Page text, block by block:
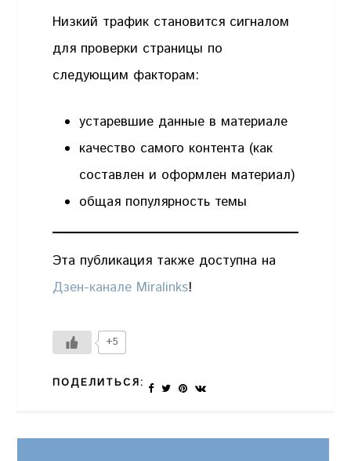
Низкий трафик становится сигналом
для проверки страницы по
следующим факторам:
устаревшие данные в материале
качество самого контента (как
составлен и оформлен материал)
общая популярность темы
Эта публикация также доступна на
Дзен-канале Miralinks!
+5
ПОДЕЛИТЬСЯ: